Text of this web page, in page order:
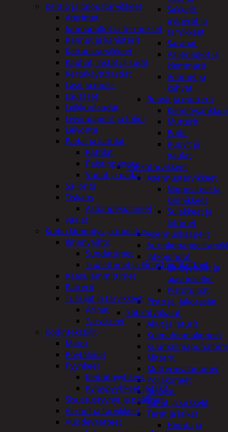
Sakkelit,
pylpyrät ja
tarvikkeet
Saranat
Vaijerilukot ja
klemmarit
Vetimet ja
kahvat
Ruuvit ja mutterit
Mutterit
Pultit
Ruuvit ja
naulat
Sähkötarvikkeet
Asennustarvikkeet
Nippusiteet ja
kiinnikkeet
Sulakkeet ja
liittimet
Asennuskaapelit
Jatkojohdot
Jatkojohdot ja
ajastinkellot
Pistotulpat
Pisto ja -jakorasiat
Sähkötyökalut
Akut ja laturit
Kulmahiomakoneet
Mittarit
Mutterinvääntimet
Porakoneet
Ruiskut
Sahat ja sirkkelit
Terät ja laikat
Hionta ja
Keittiö ja taloustarvikkeet
Aterimet
Juomapullot ja termokset
Kannut ja kanisterit
Kattaustarvikkeet
Kauhat, lastat ja sudit
Kertakäyttöastiat
Lasit ja mukit
Lautaset
Leikkuulaudat
Leivinpaperit ja foliot
Leivonta
Padat ja kattilat
Kattilat
Paistinpannut
Vuoat ja padat
Säilöntä
Tiskaus
Astianpesuaineet
vaa'at
Kodin lämmitys ja tuuletus
Ilmanvaihto
Suodattimet
Tuulettimet ja Ilmastointilaitteet
Kaasulämmittimet
Patterit
Tulisijat ja tarvikkeet
Arinat
Tarvikkeet
Kodintekstiilit
Matot
Pöytäliinat
Pyyhkeet
Keittiöpyyhkeet
Kylpypyyhkeet ja takit
Sisustustyynyt ja päälliset
Verhot ja tarvikkeet
Vuodevaatteet